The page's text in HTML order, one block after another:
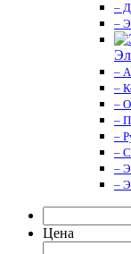
–
–
–
–
–
–
–
–
–
–
Цена